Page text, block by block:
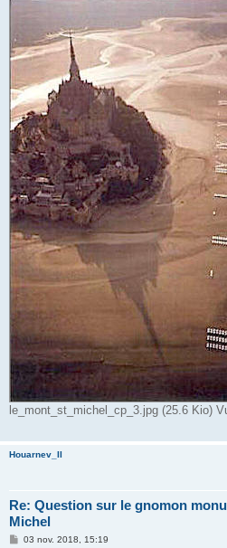
le_mont_st_michel_cp_3.jpg (25.6 Kio)
Houarnev_II
Re: Question sur le gnomon
Michel
M03 nov. 2018, 15:19